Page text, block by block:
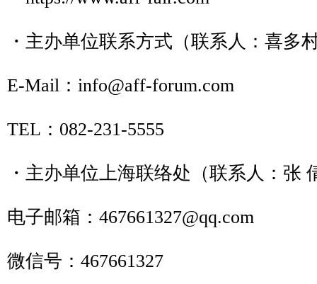
・主办单位联系方式（联系人：喜多
E-Mail：info@aff-forum.com
TEL：082-231-5555
・主办单位上海联络处（联系人：张
电子邮箱：467661327@qq.com
微信号：467661327